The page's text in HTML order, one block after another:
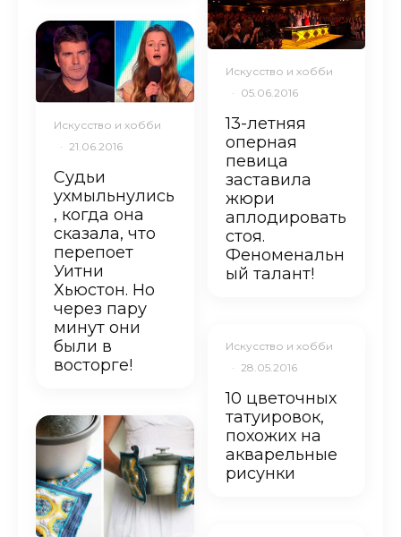
Искусство и хобби
· 21.06.2016
Судьи
ухмыльнулись
, когда она
сказала, что
перепоет
Уитни
Хьюстон. Но
через пару
минут они
были в
восторге!
Искусство и хобби
· 05.06.2016
13-летняя
оперная
певица
заставила
жюри
аплодировать
стоя.
Феноменальн
ый талант!
Искусство и хобби
· 28.05.2016
10 цветочных
татуировок,
похожих на
акварельные
рисунки